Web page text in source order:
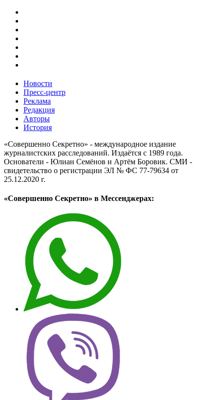
Новости
Пресс-центр
Реклама
Редакция
Авторы
История
«Совершенно Секретно» - международное издание
журналистских расследований. Издаётся с 1989 года.
Основатели - Юлиан Семёнов и Артём Боровик. CМИ -
свидетельство о регистрации ЭЛ № ФС 77-79634 от
25.12.2020 г.
«Совершенно Секретно» в Мессенджерах: